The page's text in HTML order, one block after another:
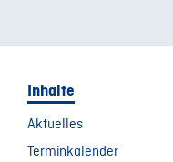
Inhalte
Aktuelles
Terminkalender